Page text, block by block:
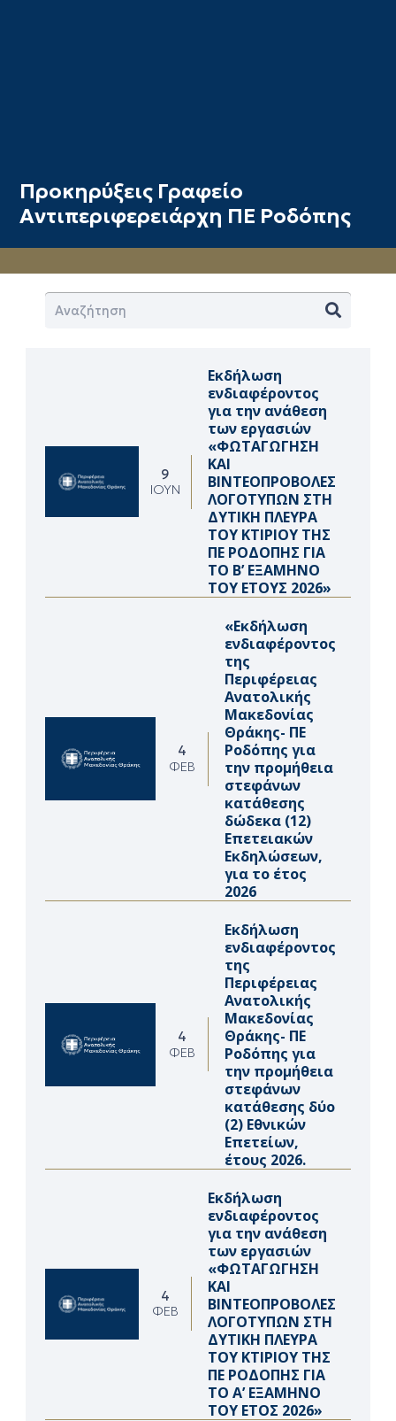
Προκηρύξεις Γραφείο
Αντιπεριφερειάρχη ΠΕ Ροδόπης
9
ΙΟΎΝ
Εκδήλωση
ενδιαφέροντος
για την ανάθεση
των εργασιών
«ΦΩΤΑΓΩΓΗΣΗ
ΚΑΙ
ΒΙΝΤΕΟΠΡΟΒΟΛΕΣ
ΛΟΓΟΤΥΠΩΝ ΣΤΗ
ΔΥΤΙΚΗ ΠΛΕΥΡΑ
ΤΟΥ ΚΤΙΡΙΟΥ ΤΗΣ
ΠΕ ΡΟΔΟΠΗΣ ΓΙΑ
ΤΟ Β’ ΕΞΑΜΗΝΟ
ΤΟΥ ΕΤΟΥΣ 2026»
4
ΦΕΒ
«Εκδήλωση
ενδιαφέροντος
της
Περιφέρειας
Ανατολικής
Μακεδονίας
Θράκης- ΠΕ
Ροδόπης για
την προμήθεια
στεφάνων
κατάθεσης
δώδεκα (12)
Επετειακών
Εκδηλώσεων,
για το έτος
2026
4
ΦΕΒ
Εκδήλωση
ενδιαφέροντος
της
Περιφέρειας
Ανατολικής
Μακεδονίας
Θράκης- ΠΕ
Ροδόπης για
την προμήθεια
στεφάνων
κατάθεσης δύο
(2) Εθνικών
Επετείων,
έτους 2026.
4
ΦΕΒ
Εκδήλωση
ενδιαφέροντος
για την ανάθεση
των εργασιών
«ΦΩΤΑΓΩΓΗΣΗ
ΚΑΙ
ΒΙΝΤΕΟΠΡΟΒΟΛΕΣ
ΛΟΓΟΤΥΠΩΝ ΣΤΗ
ΔΥΤΙΚΗ ΠΛΕΥΡΑ
ΤΟΥ ΚΤΙΡΙΟΥ ΤΗΣ
ΠΕ ΡΟΔΟΠΗΣ ΓΙΑ
ΤΟ Α’ ΕΞΑΜΗΝΟ
ΤΟΥ ΕΤΟΣ 2026»